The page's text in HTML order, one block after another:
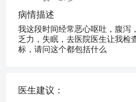
病情描述
我这段时间经常恶心呕吐，腹泻
乏力，失眠，去医院医生让我检
标，请问这个都包括什么
医生建议：